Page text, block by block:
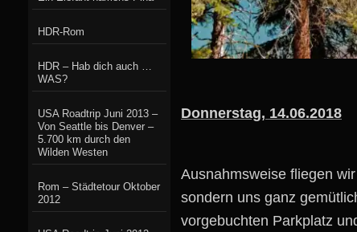
Donnerstag, 14.06.2018
Ausnahmsweise fliegen
sondern uns ganz
vorgebuchten Parkplatz
HDR-Rom
HDR – Hab dich auch …
WAS?
USA Roadtrip Juni 2013 –
Von Seattle bis Denver –
5.700 km durch den
Wilden Westen
Rom – Städtetour Oktober
2012